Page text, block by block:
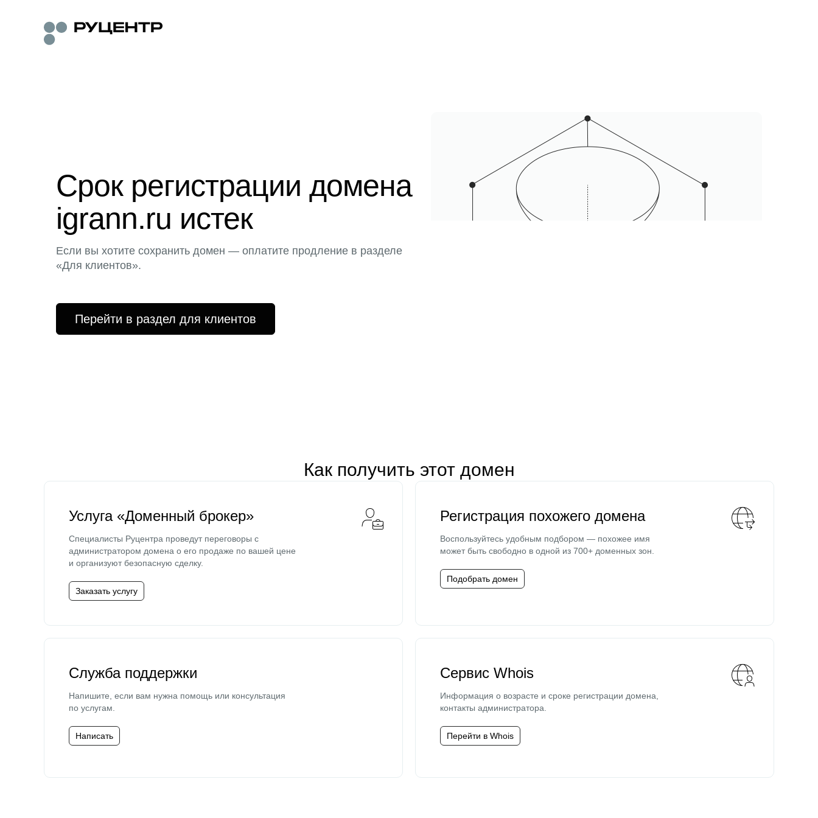
Срок регистрации домена
igrann.ru истек
Если вы хотите сохранить домен — оплатите продление в разделе
«Для клиентов».
Перейти в раздел для клиентов
Как получить этот домен
Услуга «Доменный брокер»
Специалисты Руцентра проведут переговоры с
администратором домена о его продаже по вашей цене
и организуют безопасную сделку.
Заказать услугу
Регистрация похожего домена
Воспользуйтесь удобным подбором — похожее имя
может быть свободно в одной из 700+ доменных зон.
Подобрать домен
Служба поддержки
Напишите, если вам нужна помощь или консультация
по услугам.
Написать
Сервис Whois
Информация о возрасте и сроке регистрации домена,
контакты администратора.
Перейти в Whois